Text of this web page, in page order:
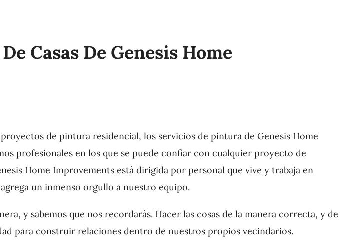
Casas De Genesis Home
de pintura residencial, los servicios de pintura de Genesis Home
profesionales en los que se puede confiar con cualquier proyecto de
Home Improvements está dirigida por personal que vive y trabaja en
un inmenso orgullo a nuestro equipo.
y sabemos que nos recordarás. Hacer las cosas de la manera correcta, y de
para construir relaciones dentro de nuestros propios vecindarios.